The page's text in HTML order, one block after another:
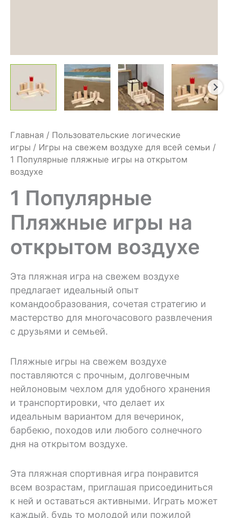
Главная / Пользовательские логические
игры / Игры на свежем воздухе для всей семьи /
1 Популярные пляжные игры на открытом
воздухе
1 Популярные
Пляжные игры на
открытом воздухе
Эта пляжная игра на свежем воздухе
предлагает идеальный опыт
командообразования, сочетая стратегию и
мастерство для многочасового развлечения
с друзьями и семьей.
Пляжные игры на свежем воздухе
поставляются с прочным, долговечным
нейлоновым чехлом для удобного хранения
и транспортировки, что делает их
идеальным вариантом для вечеринок,
барбекю, походов или любого солнечного
дня на открытом воздухе.
Эта пляжная спортивная игра понравится
всем возрастам, приглашая присоединиться
к ней и оставаться активными. Играть может
каждый, будь то молодой или пожилой